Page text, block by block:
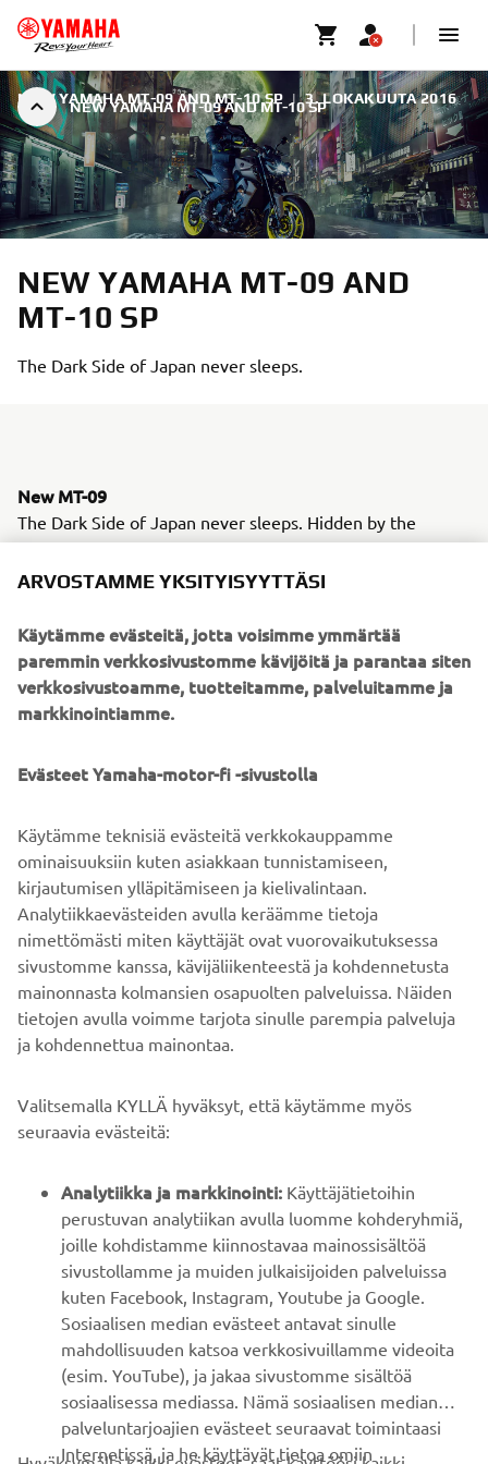
NEW YAMAHA MT-09 AND MT-10 SP
NEW YAMAHA MT-09 AND MT-10 SP | 3. LOKAKUUTA 2016
NEW YAMAHA MT-09 AND
MT-10 SP
The Dark Side of Japan never sleeps.
New MT-09
The Dark Side of Japan never sleeps. Hidden by the
infinite darkness, a dynamic force has evolved. With both
of its eyes wide open, this seminal Hyper Naked is
menacing new twin-eye LED headlights and a dynamic
new style, as well as an A&S clutch and advanced
electronics, the new MT-09 is ready to uphold the MT
family's honour.
For 2017 Yamaha are transferring the most advanced YZF-
segment. Featuring Öhlins Electronic Racing Suspension
(ERS), Thin Film Transistor (TFT) instrumentation and
dedicated colouring, the new MT-10 SP represents the
ultimate expression of power, control and aggression.
B2B
YAMAHA MUUALLA
ASIAKASTUKI
UUTISKIRJE
Ole ensimmäinen, joka kuulee uusimmista tarjouksista,
erikoistapahtumista, uusista julkaisuista ja paljon muuta...
ARVOSTAMME YKSITYISYYTTÄSI
Käytämme evästeitä, jotta voisimme ymmärtää
paremmin verkkosivustomme kävijöitä ja parantaa siten
verkkosivustoamme, tuotteitamme, palveluitamme ja
markkinointiamme.
Evästeet Yamaha-motor-fi -sivustolla
Käytämme teknisiä evästeitä verkkokauppamme
ominaisuuksiin kuten asiakkaan tunnistamiseen,
kirjautumisen ylläpitämiseen ja kielivalintaan.
Analytiikkaevästeiden avulla keräämme tietoja
nimettömästi miten käyttäjät ovat vuorovaikutuksessa
sivustomme kanssa, kävijäliikenteestä ja kohdennetusta
mainonnasta kolmansien osapuolten palveluissa. Näiden
tietojen avulla voimme tarjota sinulle parempia palveluja
ja kohdennettua mainontaa.
Valitsemalla KYLLÄ hyväksyt, että käytämme myös
seuraavia evästeitä:
Analytiikka ja markkinointi: Käyttäjätietoihin
perustuvan analytiikan avulla luomme kohderyhmiä,
joille kohdistamme kiinnostavaa mainossisältöä
sivustollamme ja muiden julkaisijoiden palveluissa
kuten Facebook, Instagram, Youtube ja Google.
Sosiaalisen median evästeet antavat sinulle
mahdollisuuden katsoa verkkosivuillamme videoita
(esim. YouTube), ja jakaa sivustomme sisältöä
sosiaalisessa mediassa. Nämä sosiaalisen median
palveluntarjoajien evästeet seuraavat toimintaasi
Internetissä, ja he käyttävät tietoa omiin